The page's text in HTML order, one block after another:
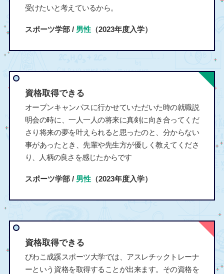
受けたいと考えているから。
スポーツ学部 / 男性（2023年度入学）
資格取得できる
オープンキャンパスに行かせていただいた時の就職説
明会の時に、一人一人の将来に真剣に向き合ってくだ
さり将来の夢を叶えられると思ったのと、分からない
事があったとき、先輩や先生方が優しく教えてくださ
り、人柄の良さを感じたからです
スポーツ学部 / 男性（2023年度入学）
資格取得できる
びわこ成蹊スポーツ大学では、アスレチックトレーナ
ーという資格を取得することが出来ます。その資格を